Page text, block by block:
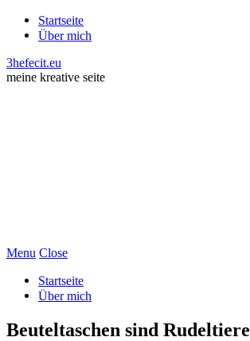
Startseite
Über mich
3hefecit.eu
meine kreative seite
Menu Close
Startseite
Über mich
Beuteltaschen sind Rudeltiere